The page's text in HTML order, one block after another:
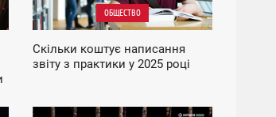
ОБЩЕСТВО
Скільки коштує написання
звіту з практики у 2025 році